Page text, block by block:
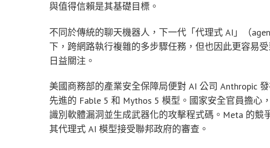
與值得信賴是其基礎目標。
不同於傳統的聊天機器人，下一代「代理式 AI」（
下，跨網路執行複雜的多步驟任務，但也因此更容易
日益關注。
美國商務部的產業安全保障局便對 AI 公司 Anthropic
先進的 Fable 5 和 Mythos 5 模型。國家安全官員擔心
識別軟體漏洞並生成武器化的攻擊程式碼。Meta 的競
其代理式 AI 模型接受聯邦政府的審查。